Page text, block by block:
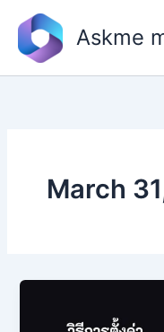
content
Askme
March